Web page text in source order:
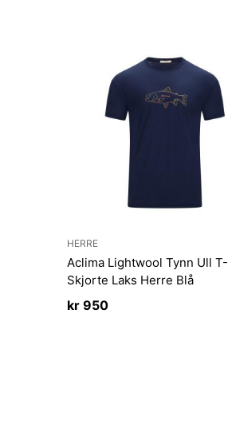
HERRE
Aclima Lightwool Tynn Ull T-
Skjorte Laks Herre Blå
kr 950